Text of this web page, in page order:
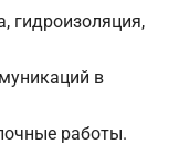
гидроизоляция,
в
работы.